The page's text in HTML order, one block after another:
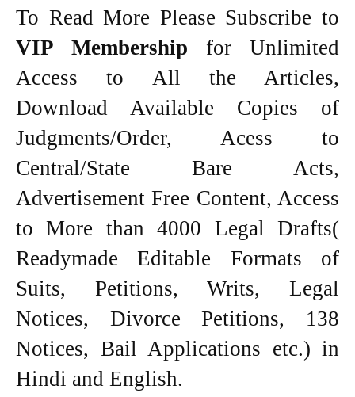
To Read More Please Subscribe to
VIP Membership for Unlimited
Access to All the Articles,
Download Available Copies of
Judgments/Order, Acess to
Central/State Bare Acts,
Advertisement Free Content, Access
to More than 4000 Legal Drafts(
Readymade Editable Formats of
Suits, Petitions, Writs, Legal
Notices, Divorce Petitions, 138
Notices, Bail Applications etc.) in
Hindi and English.